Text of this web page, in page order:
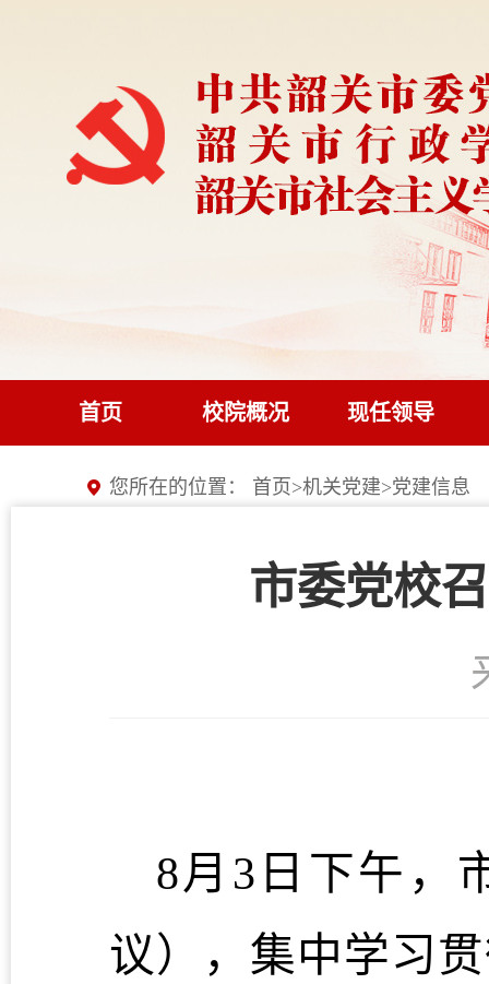
首页 校院概况 现任领导
您所在的位置： 首页>机关党建>党建信息
市委党校
8月3日下午，
议），集中学习